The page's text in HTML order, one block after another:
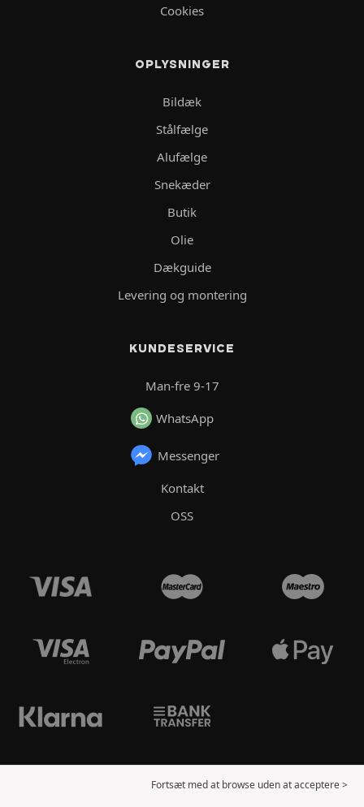
Cookies
OPLYSNINGER
Bildæk
Stålfælge
Alufælge
Snekæder
Butik
Olie
Dækguide
Levering og montering
KUNDESERVICE
Man-fre 9-17
WhatsApp
Messenger
Kontakt
OSS
Fortsæt med at browse uden at acceptere >